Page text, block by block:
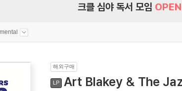
크클 심야 독서 모임 OPEN
해외구매
LP Art Blakey & The